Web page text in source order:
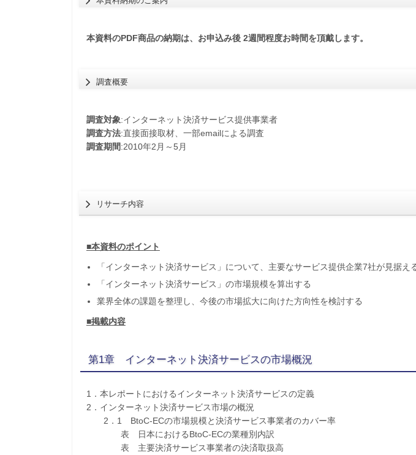
本資料のPDF商品の納期は、お申込み後 2週間程度お時間を頂戴します。
調査概要
調査対象:インターネット決済サービス提供事業者
調査方法:直接面接取材、一部emailによる調査
調査期間:2010年2月～5月
リサーチ内容
■本資料のポイント
「インターネット決済サービス」について、主要なサービス提供企業7社が見据え
「インターネット決済サービス」の市場規模を算出する
業界全体の課題を整理し、今後の市場拡大に向けた方向性を検討する
■掲載内容
第1章 インターネット決済サービスの市場概況
1．本レポートにおけるインターネット決済サービスの定義
2．インターネット決済サービス市場の概況
2．1 BtoC-ECの市場規模と決済サービス事業者のカバー率
表 日本におけるBtoC-ECの業種別内訳
表 主要決済サービス事業者の決済取扱高